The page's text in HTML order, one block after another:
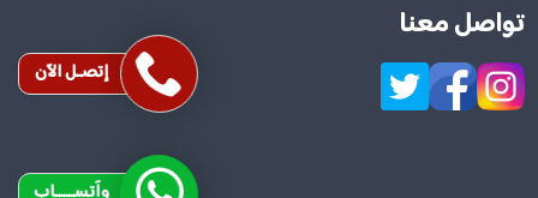
إتصـل الآن
تواصل معنا